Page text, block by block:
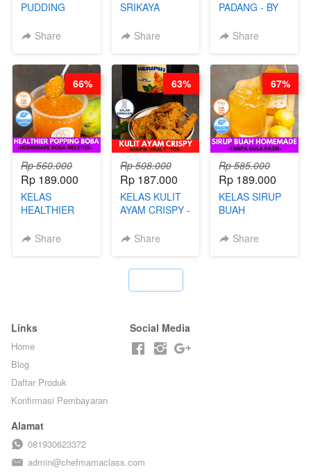
PUDDING
HOL**ND -
LEGENDARIS -
BY CHEF DITA
Share
SRIKAYA
BY CHEF DITA
Share
PADANG - BY
NADIA
Share
Rp 560.000
Rp 189.000
KELAS
HEALTHIER
BOBA -
Share
66%
Rp 508.000
Rp 187.000
KELAS KULIT
AYAM CRISPY -
T**TOK - BY
Share
63%
Rp 585.000
Rp 189.000
KELAS SIRUP
BUAH
TANPA GULA
Share
67%
Links
Home
Blog
Daftar Produk
Konfirmasi Pembayaran
Social Media
Alamat
081930623372
admin@chefmamaclass.com